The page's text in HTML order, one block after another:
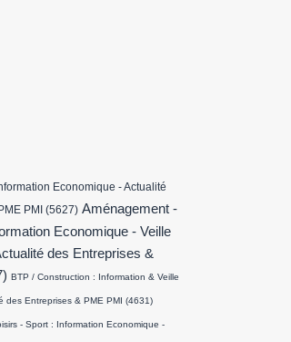
Economique - Actualité
PMI (5627) Aménagement -
Economique - Veille
des Entreprises &
BTP / Construction : Information & Veille
des Entreprises & PME PMI (4631)
- Sport : Information Economique -